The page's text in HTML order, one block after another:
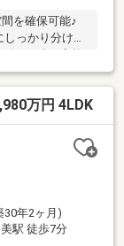
間を確保可能♪
っかり分けら
生活できま
→ ダイニング
帖の和室でゆっ
も使える万能
万円 4LDK
30年2ヶ月)
駅 徒歩7分